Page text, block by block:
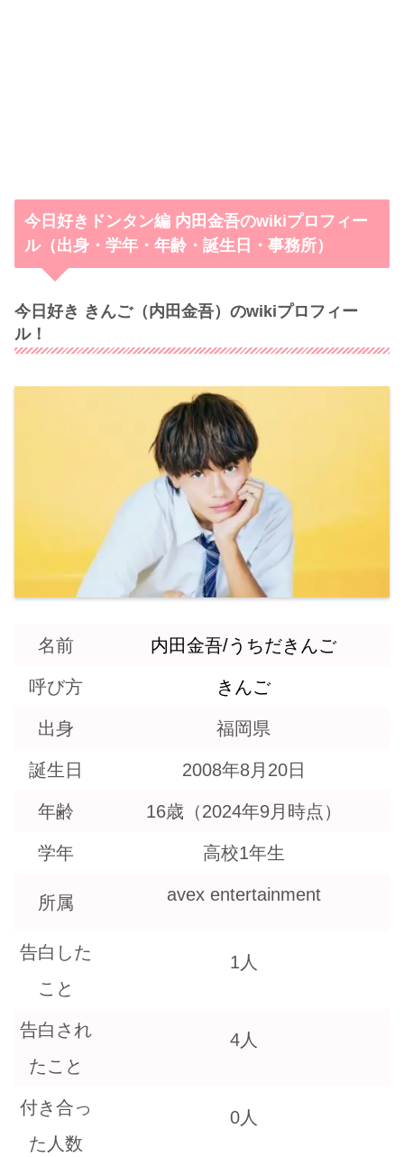
今日好きドンタン編 内田金吾のwikiプロフィー
ル（出身・学年・年齢・誕生日・事務所）
今日好き きんご（内田金吾）のwikiプロフィー
ル！
名前 内田金吾/うちだきんご
呼び方 きんご
出身 福岡県
誕生日 2008年8月20日
年齢 16歳（2024年9月時点）
学年 高校1年生
所属 avex entertainment
告白した
こと
1人
告白され
たこと
4人
付き合っ
た人数
0人